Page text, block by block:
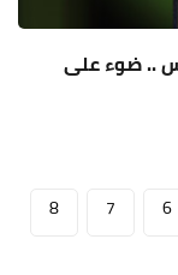
.. ضوء على
6
7
8